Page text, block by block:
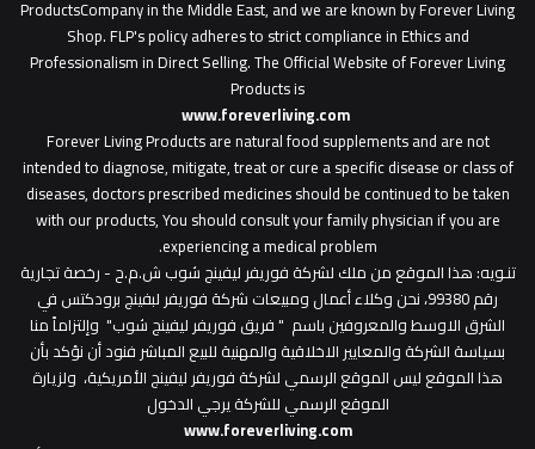
ProductsCompany in the Middle East, and we are known by Forever Living
Shop. FLP's policy adheres to strict compliance in Ethics and
Professionalism in Direct Selling. The Official Website of Forever Living
Products is
www.foreverliving.com
Forever Living Products are natural food supplements and are not
intended to diagnose, mitigate, treat or cure a specific disease or class of
diseases, doctors prescribed medicines should be continued to be taken
with our products, You should consult your family physician if you are
experiencing a medical problem.
تنـويه: هذا الموقع من ملك لشركة فوريفر ليفينج شوب ش.م.ح - رخصة تجارية
رقم 99380، نحن وكلاء أعمال ومبيعات شركة فوريفر لبفينج برودكتس في
الشرق الاوسط والمعروفين باسم " فريق فوريفر ليفينج شوب" وإلتزاماً منا
بسياسة الشركة والمعايير الاخلاقية والمهنية للبيع المباشر فنود أن نؤكد بأن
هذا الموقع ليس الموقع الرسمي لشركة فوريفر ليفينج الأمريكية، ولزيارة
الموقع الرسمي للشركة يرجي الدخول
www.foreverliving.com